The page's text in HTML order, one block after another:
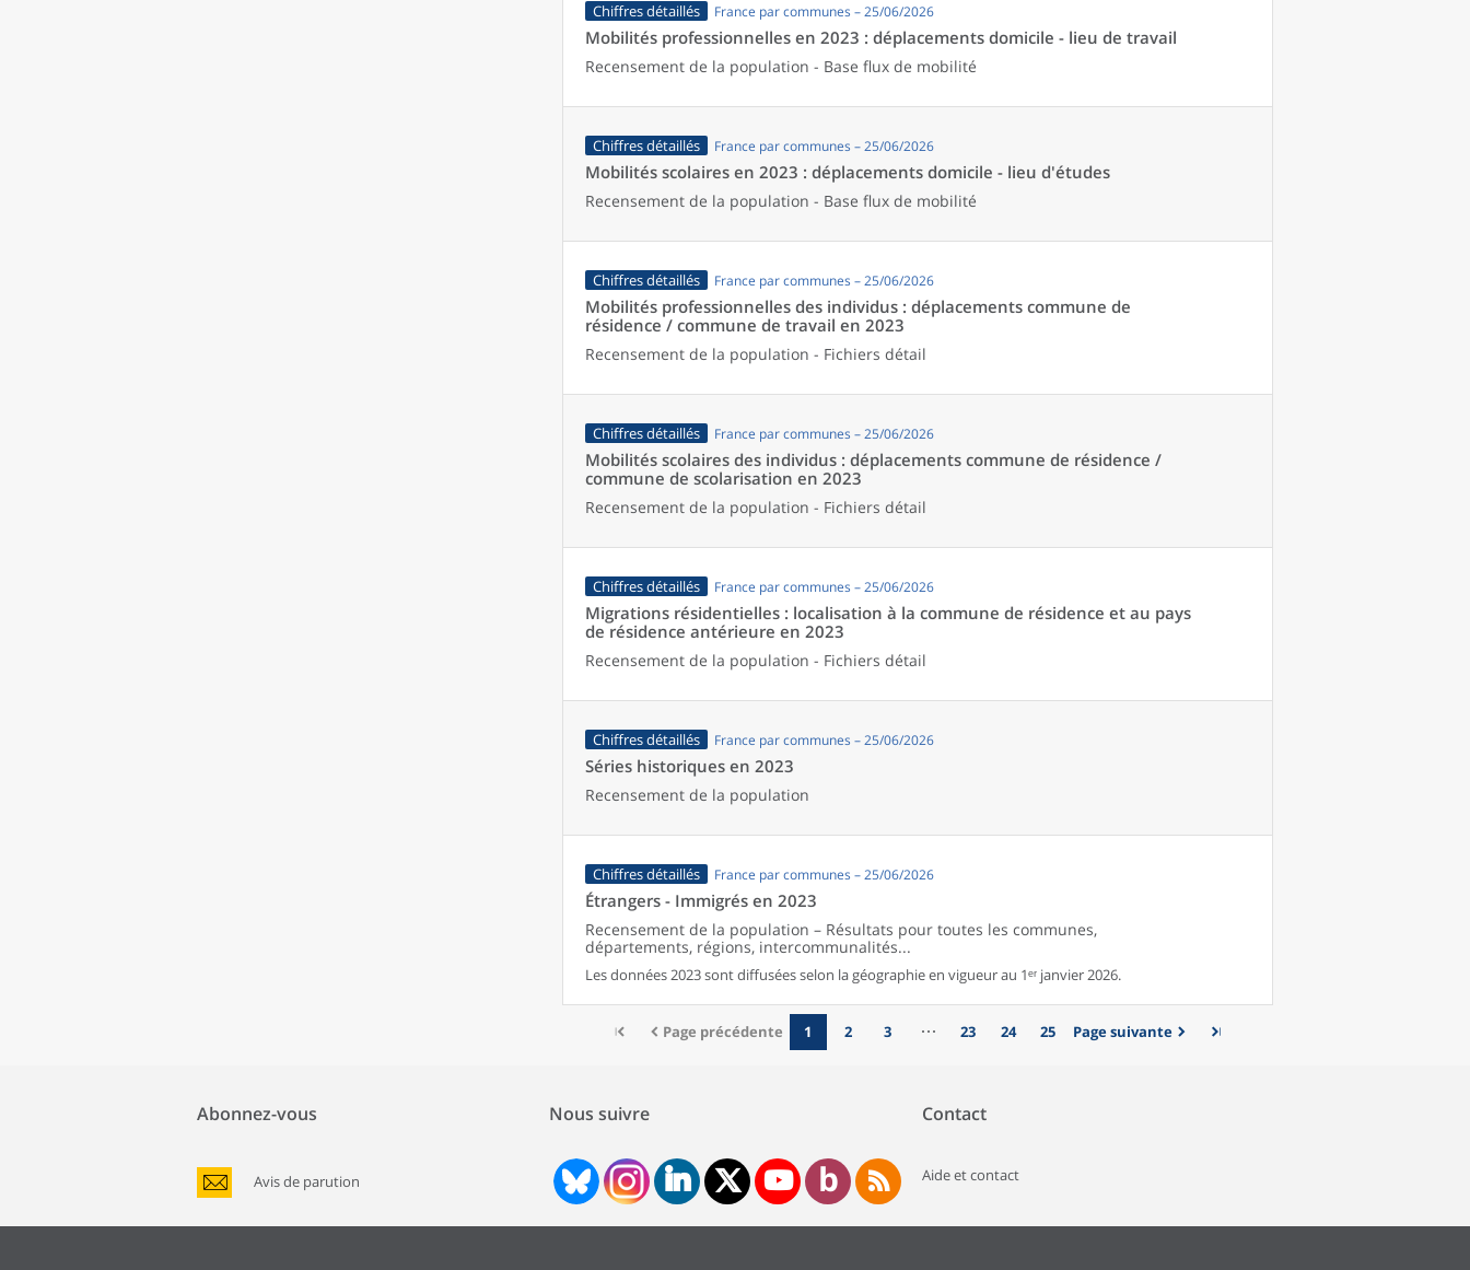
Chiffres détaillés France par communes – 25/06/2026
Mobilités professionnelles en 2023 : déplacements domicile - lieu de travail
Recensement de la population - Base flux de mobilité
Chiffres détaillés France par communes – 25/06/2026
Mobilités scolaires en 2023 : déplacements domicile - lieu d'études
Recensement de la population - Base flux de mobilité
Chiffres détaillés France par communes – 25/06/2026
Mobilités professionnelles des individus : déplacements commune de
résidence / commune de travail en 2023
Recensement de la population - Fichiers détail
Chiffres détaillés France par communes – 25/06/2026
Mobilités scolaires des individus : déplacements commune de résidence /
commune de scolarisation en 2023
Recensement de la population - Fichiers détail
Chiffres détaillés France par communes – 25/06/2026
Migrations résidentielles : localisation à la commune de résidence et au pays
de résidence antérieure en 2023
Recensement de la population - Fichiers détail
Chiffres détaillés France par communes – 25/06/2026
Séries historiques en 2023
Recensement de la population
Chiffres détaillés France par communes – 25/06/2026
Étrangers - Immigrés en 2023
Recensement de la population – Résultats pour toutes les communes,
départements, régions, intercommunalités...
Les données 2023 sont diffusées selon la géographie en vigueur au 1ᵉʳ janvier 2026.
Page précédente 1 2 3 23 24 25 Page suivante
Abonnez-vous
Avis de parution
Nous suivre Contact
Aide et contact